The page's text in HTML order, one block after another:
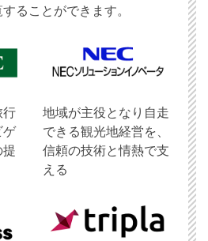
ることができます。
行
ゲ
提
地域が主役となり自走
できる観光地経営を、
信頼の技術と情熱で支
える